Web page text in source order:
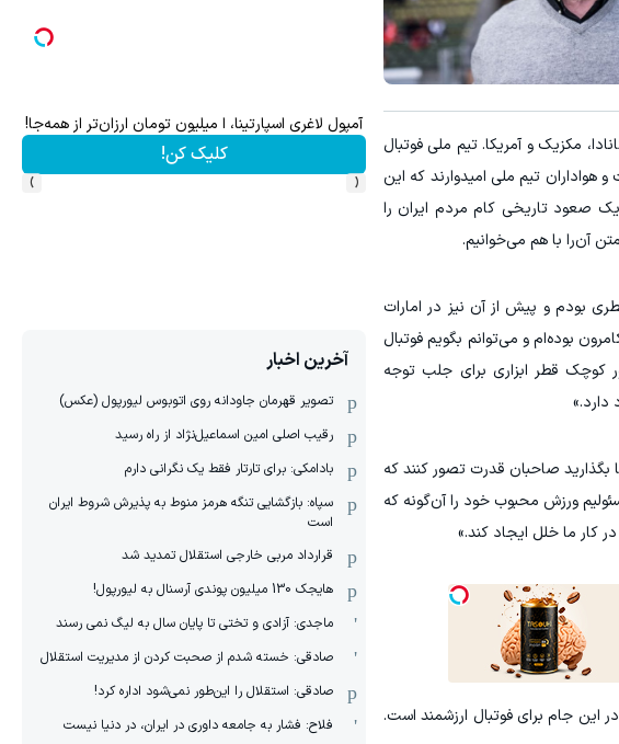
جام جهانی دیگری است؛ این بار در سال 2026 و در کشورهای کانادا، مکزیک و آمریکا. تیم ملی فوتبال
تیم ملی امیدوارند که این
یک صعود تاریخی کام مردم ایران را
آن‌را با هم می‌خوانیم.
بودم و پیش از آن نیز در امارات
بوده‌ام و می‌توانم بگویم فوتبال
کوچک قطر ابزاری برای جلب توجه
بگذارید صاحبان قدرت تصور کنند که
ورزش محبوب خود را آن‌گونه که
کار ما خلل ایجاد کند.»
این جام برای فوتبال ارزشمند است.
کلیک کن! ثبت نام کنید
‹
›
آخرین اخبار
تصویر قهرمان جاودانه روی اتوبوس لیورپول (عکس)
رقیب اصلی امین اسماعیل‌نژاد از راه رسید
بادامکی: برای تارتار فقط یک نگرانی دارم
سپاه: بازگشایی تنگه هرمز منوط به پذیرش شروط ایران
است
قرارداد مربی خارجی استقلال تمدید شد
هایجک 130 میلیون پوندی آرسنال به لیورپول!
ماجدی: آزادی و تختی تا پایان سال به لیگ نمی رسند
صادقی: خسته شدم از صحبت کردن از مدیریت استقلال
صادقی: استقلال را این‌طور نمی‌شود اداره کرد!
فلاح: فشار به جامعه داوری در ایران، در دنیا نیست